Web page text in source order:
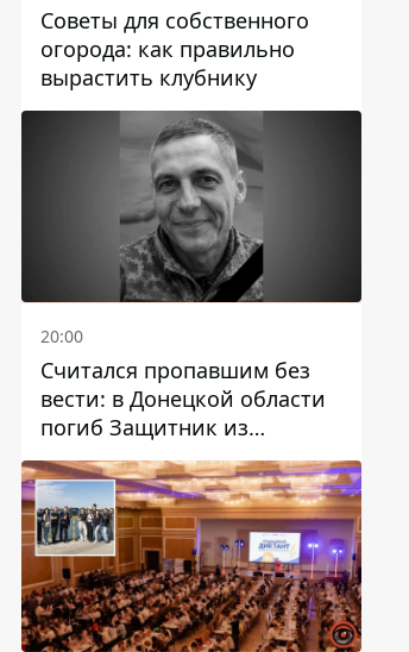
Советы для собственного
огорода: как правильно
вырастить клубнику
20:00
Считался пропавшим без
вести: в Донецкой области
погиб Защитник из
Каменского Антон
Красовский